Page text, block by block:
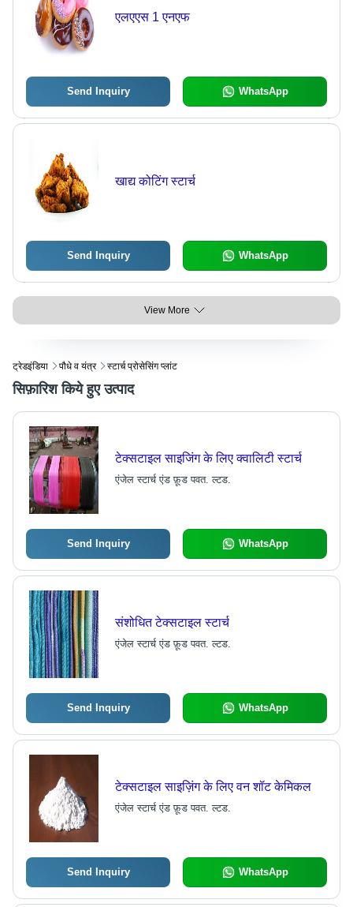
एलएएस 1 एनएफ
Send Inquiry WhatsApp
खाद्य कोटिंग स्टार्च
Send Inquiry WhatsApp
View More
ट्रेडइंडिया पौधे व यंत्र स्टार्च प्रोसेसिंग प्लांट
सिफ़ारिश किये हुए उत्पाद
टेक्सटाइल साइजिंग के लिए क्वालिटी स्टार्च
एंजेल स्टार्च एंड फ़ूड पवत. ल्टड.
Send Inquiry WhatsApp
संशोधित टेक्सटाइल स्टार्च
एंजेल स्टार्च एंड फ़ूड पवत. ल्टड.
Send Inquiry WhatsApp
टेक्सटाइल साइज़िंग के लिए वन शॉट केमिकल
एंजेल स्टार्च एंड फ़ूड पवत. ल्टड.
Send Inquiry WhatsApp